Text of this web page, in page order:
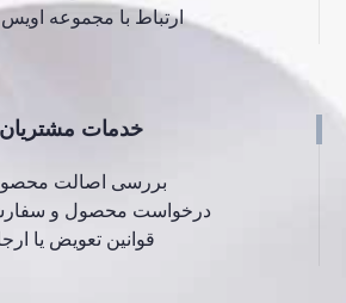
ارتباط با مجموعه
خدمات مشتریان
بررسی اصالت
درخواست محصول و
قوانین تعویض یا